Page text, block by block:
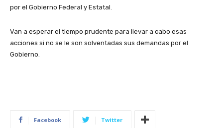
por el Gobierno Federal y Estatal.
Van a esperar el tiempo prudente para llevar a cabo esas
acciones si no se le son solventadas sus demandas por el
Gobierno.
Facebook Twitter